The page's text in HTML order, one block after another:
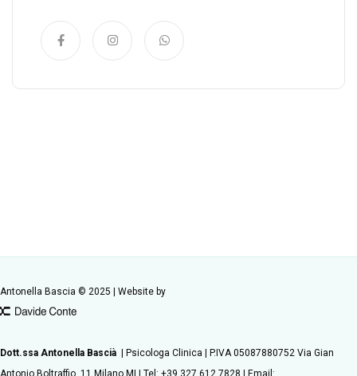
Antonella Bascia © 2025 | Website by
Dott.ssa Antonella Bascià
| Psicologa Clinica | P.IVA 05087880752 Via Gian
Antonio Boltraffio, 11 Milano MI | Tel: +39 327 612 7828 | Email: